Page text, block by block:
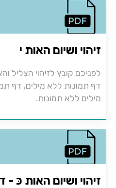
זיהוי ושיום האות י
לפניכם קובץ לזיהוי הצליל
דף תמונות ללא מילים, דף
מילים ללא תמונות.
זיהוי ושיום האות כּ -